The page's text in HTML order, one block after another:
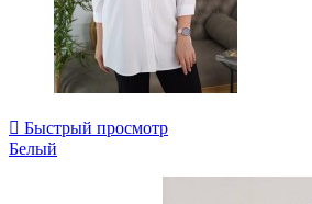
 Быстрый просмотр
Белый